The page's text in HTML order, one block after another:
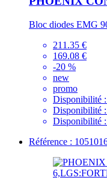
Bloc diodes EMG
211.35 €
169.08 €
-20 %
new
promo
Disponibilité :
Disponibilité :
Disponibilité :
Référence :